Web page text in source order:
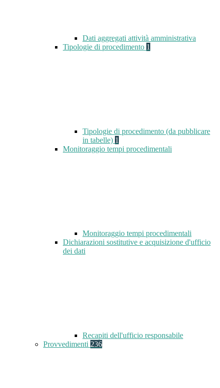
Dati aggregati attività amministrativa
Tipologie di procedimento 1
Tipologie di procedimento (da pubblicare
in tabelle) 1
Monitoraggio tempi procedimentali
Monitoraggio tempi procedimentali
Dichiarazioni sostitutive e acquisizione d'ufficio
dei dati
Recapiti dell'ufficio responsabile
Provvedimenti 236